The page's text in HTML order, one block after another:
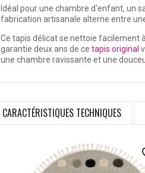
Idéal pour une chambre d'enfant, un
fabrication artisanale alterne entre
Ce tapis délicat se nettoie facilement
garantie deux ans de ce tapis original
une chambre ravissante et une
CARACTÉRISTIQUES TECHNIQUES